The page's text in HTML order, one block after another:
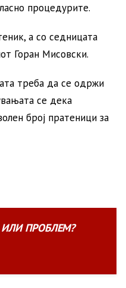
процедурите.
а со седницата
Горан Мисовски.
треба да се одржи
се дека
број пратеници за
ПРОБЛЕМ?